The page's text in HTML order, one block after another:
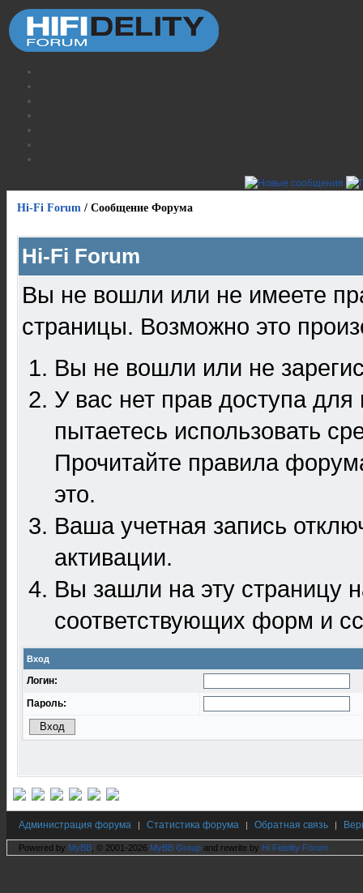
Hi-Fi Forum / Сообщение Форума
Hi-Fi Forum
Вы не вошли или не имеете
страницы. Возможно это
Вы не вошли или не
У вас нет прав доступа
пытаетесь использовать
Прочитайте правила
это.
Ваша учетная запись
активации.
Вы зашли на эту
соответствующих форм и
Вход
Логин:
Пароль:
Администрация форума | Статистика форума | Обратная связь |
Powered by MyBB , © 2001-2026 MyBB Group and rewrite by Hi Fidelity Forum